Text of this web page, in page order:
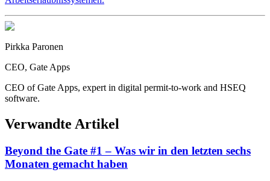
Pirkka Paronen
CEO, Gate Apps
CEO of Gate Apps, expert in digital permit-to-work and HSEQ
software.
Verwandte Artikel
Beyond the Gate #1 – Was wir in den letzten sechs
Monaten gemacht haben